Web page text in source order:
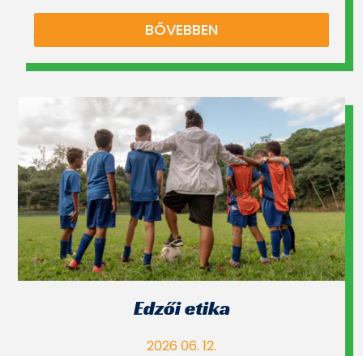
BŐVEBBEN
Edzői etika
2026 06. 12.